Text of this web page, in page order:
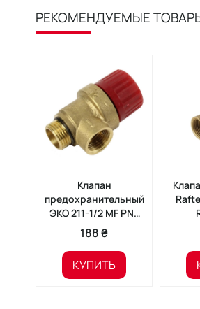
РЕКОМЕНДУЕМЫЕ
Клапан
предохранительный
ЭКО 211-1/2 MF PN3
1/2'
188 ₴
КУПИТЬ